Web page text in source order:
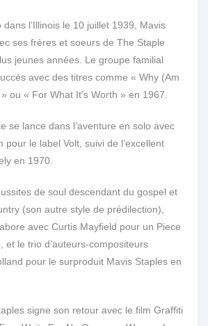
l’Illinois le 10 juillet 1939, Mavis
ses frères et soeurs de The Staple
jeunes années. Le groupe familial
avec des titres comme « Why (Am
ou « For What It’s Worth » en 1967.
se lance dans l’aventure en solo avec
pour le label Volt, suivi de l’excellent
en 1970.
de soul descendant du gospel et
(son autre style de prédilection),
avec Curtis Mayfield pour un Piece
et le trio d’auteurs-compositeurs
pour le surproduit Mavis Staples en
signe son retour avec le film Graffiti